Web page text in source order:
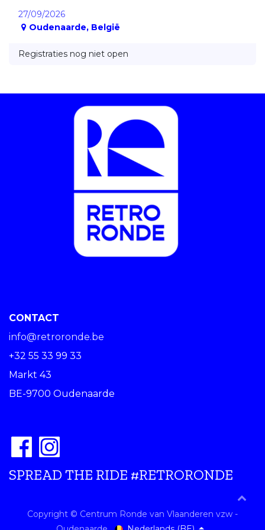
27/09/2026
Oudenaarde, België
Registraties nog niet open
CONTACT
info@retroronde.be
+32 55 33 99 33
Markt 43
BE-9700 Oudenaarde
SPREAD THE RIDE #RETRORONDE
Copyright © Centrum Ronde van Vlaanderen vzw -